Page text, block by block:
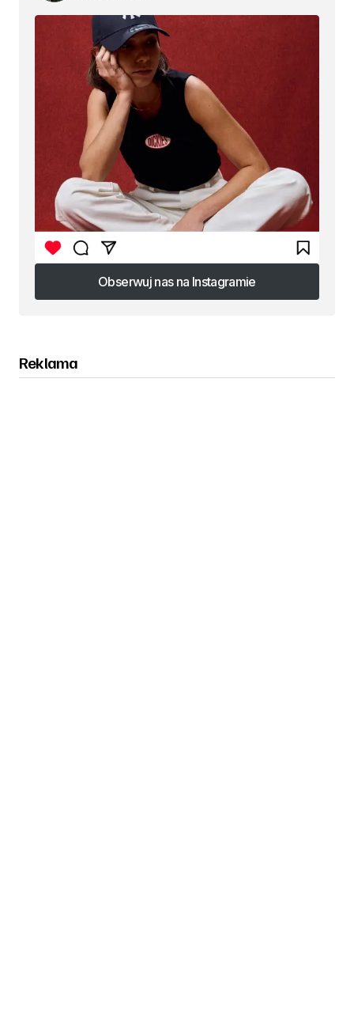
Obserwuj nas na Instagramie
Obserwuj nas na Instagramie
Reklama